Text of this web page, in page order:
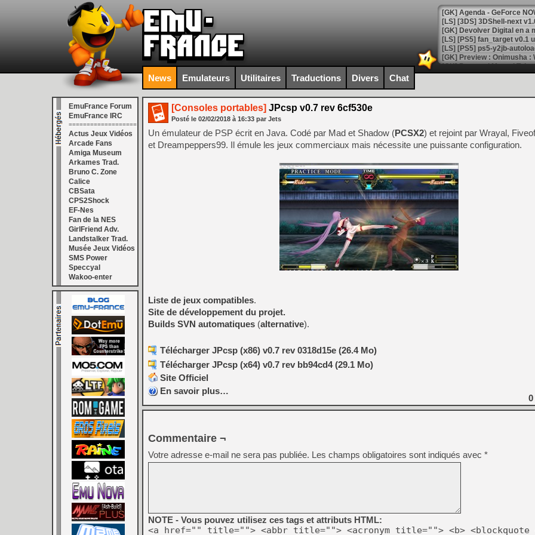
[GK] Agenda - GeForce
[GK] Devolver Digital en a
[LS] [PS5] ps5-y2jb-
[GK] Pourquoi Marvel
[GK] Test : Restory : Chill
[GK] GTA 6 : Rockstar
[GK] Hot Wheels Infinite
[GK] Mémoire cash -
[GK] Résultats Nintendo :
[GK] Déjà des
[Mo5] Brickboy cherche à
[GK] Minecraft et ses «
[GK] Beast of
[GK] Ubisoft : fin de partie
[GK] Mémoire cash -
[GK] Dan Houser (GTA)
[GK] Comment EA Sports
[GK] Crimson Moon : un
[GK] Isle of Reveries : le
[GK] Moonlighter 2 : The
[GK] Capcom relance
[Mo5] Deux inédits du
[GK] Le beat'em up The
[GK] Endless Legend 2 :
[LS] [PS5] Le WebKit
[GK] Oubliez Crazy Taxi,
[LS] [Switch] NSZ 5.0.0
[GK] No More Room in
[GK] Un chatbot Atelier
News Emulateurs Utilitaires Traductions Divers Chat
EmuFrance Forum
EmuFrance IRC
===================
Actus Jeux Vidéos
Arcade Fans
Amiga Museum
Arkames Trad.
Bruno C. Zone
Calice
CBSata
CPS2Shock
EF-Nes
Fan de la NES
GirlFriend Adv.
Landstalker Trad.
Musée Jeux Vidéos
SMS Power
Speccyal
Wakoo-enter
[Consoles portables] JPcsp v0.7 rev 6cf530e
Posté le 02/02/2018 à 16:33 par Jets
Un émulateur de PSP écrit en Java. Codé par Mad et Shadow (PCSX2) et rejoint par Wrayal,
et Dreampeppers99. Il émule les jeux commerciaux mais nécessite une puissante configuration.
Liste de jeux compatibles.
Site de développement du projet.
Builds SVN automatiques (alternative).
Télécharger JPcsp (x86) v0.7 rev 0318d15e (26.4 Mo)
Télécharger JPcsp (x64) v0.7 rev bb94cd4 (29.1 Mo)
Site Officiel
En savoir plus…
0
Commentaire ¬
Votre adresse e-mail ne sera pas publiée. Les champs obligatoires sont indiqués avec *
NOTE - Vous pouvez utilisez ces tags et attributs HTML:
<a href="" title=""> <abbr title=""> <acronym title=""> <b> <blockquote